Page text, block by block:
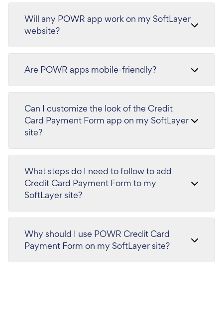
Will any POWR app work on my SoftLayer
website?
Are POWR apps mobile-friendly?
Can I customize the look of the Credit
Card Payment Form app on my SoftLayer
site?
What steps do I need to follow to add
Credit Card Payment Form to my
SoftLayer site?
Why should I use POWR Credit Card
Payment Form on my SoftLayer site?